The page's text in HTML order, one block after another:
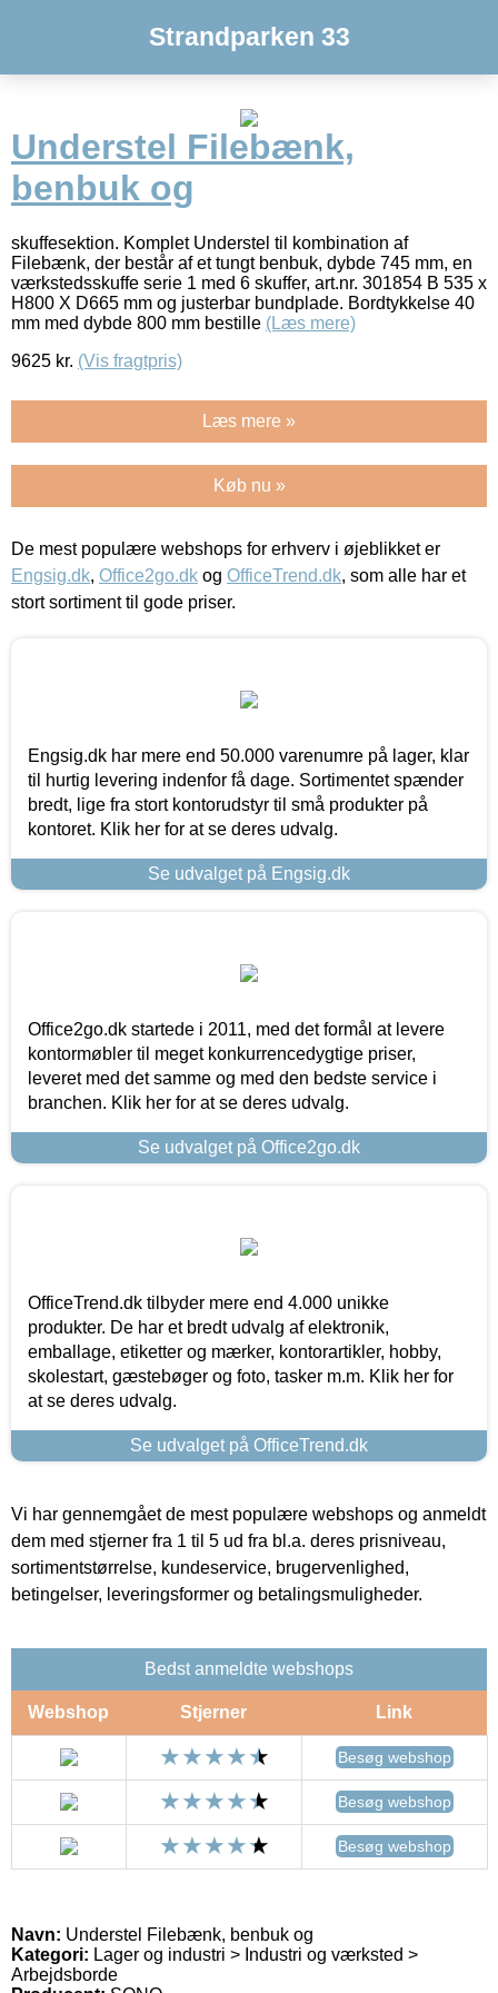
Strandparken 33
Understel Filebænk,
benbuk og
skuffesektion. Komplet Understel til kombination af
Filebænk, der består af et tungt benbuk, dybde 745 mm, en
værkstedsskuffe serie 1 med 6 skuffer, art.nr. 301854 B 535 x
H800 X D665 mm og justerbar bundplade. Bordtykkelse 40
mm med dybde 800 mm bestille (Læs mere)
9625 kr. (Vis fragtpris)
Læs mere »
Køb nu »
De mest populære webshops for erhverv i øjeblikket er
Engsig.dk, Office2go.dk og OfficeTrend.dk, som alle har et
stort sortiment til gode priser.
Engsig.dk har mere end 50.000 varenumre på lager, klar
til hurtig levering indenfor få dage. Sortimentet spænder
bredt, lige fra stort kontorudstyr til små produkter på
kontoret. Klik her for at se deres udvalg.
Se udvalget på Engsig.dk
Office2go.dk startede i 2011, med det formål at levere
kontormøbler til meget konkurrencedygtige priser,
leveret med det samme og med den bedste service i
branchen. Klik her for at se deres udvalg.
Se udvalget på Office2go.dk
OfficeTrend.dk tilbyder mere end 4.000 unikke
produkter. De har et bredt udvalg af elektronik,
emballage, etiketter og mærker, kontorartikler, hobby,
skolestart, gæstebøger og foto, tasker m.m. Klik her for
at se deres udvalg.
Se udvalget på OfficeTrend.dk
Vi har gennemgået de mest populære webshops og anmeldt
dem med stjerner fra 1 til 5 ud fra bl.a. deres prisniveau,
sortimentstørrelse, kundeservice, brugervenlighed,
betingelser, leveringsformer og betalingsmuligheder.
Bedst anmeldte webshops
Webshop Stjerner Link
Besøg webshop
Besøg webshop
Besøg webshop
Navn: Understel Filebænk, benbuk og
Kategori: Lager og industri > Industri og værksted >
Arbejdsborde